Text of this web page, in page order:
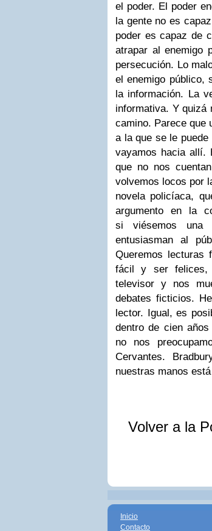
el poder. El poder
la gente no es
poder es capaz de
atrapar al enemigo
persecución. Lo
el enemigo público,
la información. La
informativa. Y quizá
camino. Parece que
a la que se le
vayamos hacia allí.
que no nos
volvemos locos por
novela policíaca,
argumento en la
si viésemos una
entusiasman al
Queremos lecturas
fácil y ser felices,
televisor y nos
debates ficticios.
lector. Igual, es
dentro de cien
no nos
Cervantes.
nuestras manos
Volver a la
Inicio
Contacto